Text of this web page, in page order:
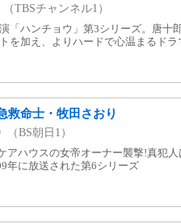
TBSチャンネル1）
「ハンチョウ」第3シリーズ。唐十
を加え、よりハードで心温まるドラ
救命士・牧田さおり
（BS朝日1）
アハウスの女帝オーナー襲撃!真犯
年に放送された第6シリーズ